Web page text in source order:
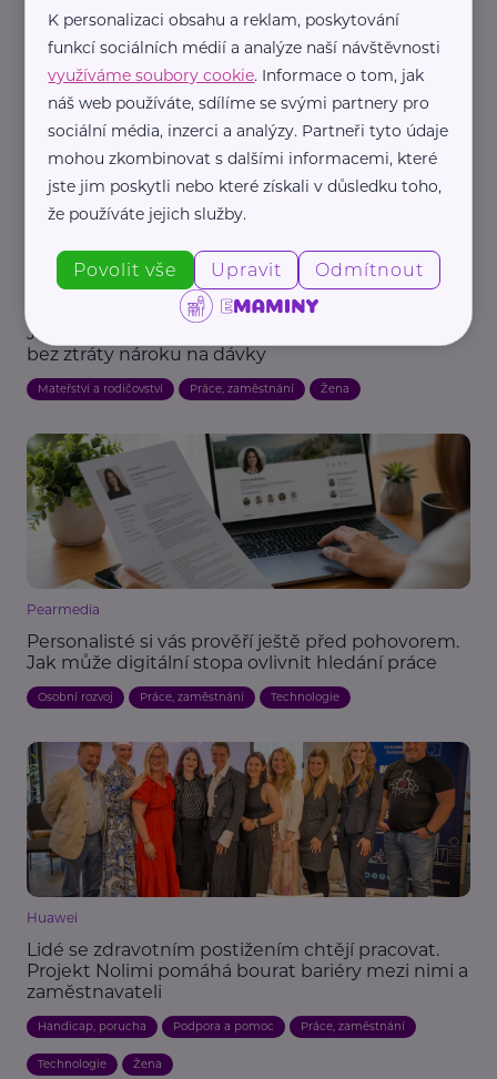
sociálním zabezpečení
Legislativa Práce, zaměstnání Vzdělání
Reklama
Jak si přivydělat na mateřské nebo rodičovské
bez ztráty nároku na dávky
Mateřství a rodičovství Práce, zaměstnání Žena
Pearmedia
Personalisté si vás prověří ještě před pohovorem.
Jak může digitální stopa ovlivnit hledání práce
Osobní rozvoj Práce, zaměstnání Technologie
Huawei
Lidé se zdravotním postižením chtějí pracovat.
Projekt Nolimi pomáhá bourat bariéry mezi nimi a
zaměstnavateli
Handicap, porucha Podpora a pomoc Práce, zaměstnání
Technologie Žena
K personalizaci obsahu a reklam, poskytování
funkcí sociálních médií a analýze naší návštěvnosti
využíváme soubory cookie. Informace o tom, jak
náš web používáte, sdílíme se svými partnery pro
sociální média, inzerci a analýzy. Partneři tyto údaje
mohou zkombinovat s dalšími informacemi, které
jste jim poskytli nebo které získali v důsledku toho,
že používáte jejich služby.
Povolit vše Upravit Odmítnout